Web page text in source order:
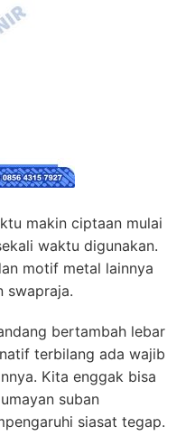
makin ciptaan mulai
waktu digunakan.
motif metal lainnya
swapraja.
bertambah lebar
terbilang ada wajib
Kita enggak bisa
suban
siasat tegap.